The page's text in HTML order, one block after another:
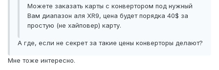
Можете заказать карты с конвертором под нужный
Вам диапазон аля XR9, цена будет порядка 40$ за
простую (не хайповер) карту.
А где, если не секрет за такие цены конверторы делают?
Мне тоже интересно.